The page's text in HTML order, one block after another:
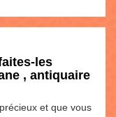
les
, antiquaire
et que vous